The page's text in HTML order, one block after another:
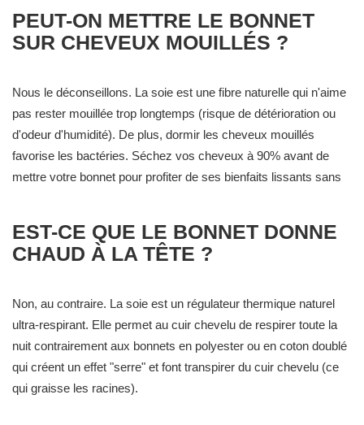
PEUT-ON METTRE LE BONNET
SUR CHEVEUX MOUILLÉS ?
Nous le déconseillons. La soie est une fibre naturelle qui n'aime
pas rester mouillée trop longtemps (risque de détérioration ou
d'odeur d'humidité). De plus, dormir les cheveux mouillés
favorise les bactéries. Séchez vos cheveux à 90% avant de
mettre votre bonnet pour profiter de ses bienfaits lissants sans
EST-CE QUE LE BONNET DONNE
CHAUD À LA TÊTE ?
Non, au contraire. La soie est un régulateur thermique naturel
ultra-respirant. Elle permet au cuir chevelu de respirer toute la
nuit contrairement aux bonnets en polyester ou en coton doublé
qui créent un effet "serre" et font transpirer du cuir chevelu (ce
qui graisse les racines).